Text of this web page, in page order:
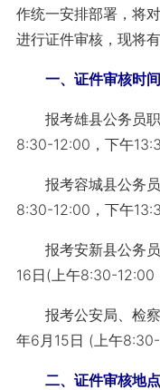
作统一安排部署，将
进行证件审核，现将
一、证件审核时间
报考雄县公务员职
8:30-12:00，下午
报考容城县公务员
8:30-12:00，下午
报考安新县公务员
16日(上午8:30-12:00
报考公安局、检察
年6月15日 (上午
二、证件审核地点